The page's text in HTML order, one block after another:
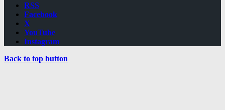
RSS
Facebook
X
YouTube
Instagram
Back to top button